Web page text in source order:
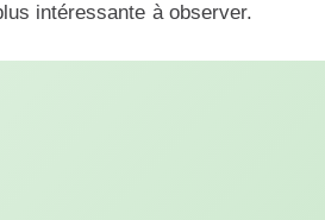
intéressante à observer.